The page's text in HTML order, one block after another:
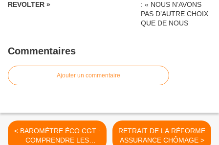
REVOLTER »
Commentaires
Ajouter un commentaire
< BAROMÈTRE ÉCO CGT :
COMPRENDRE LES
RETRAIT DE LA RÉFORME
ASSURANCE CHÔMAGE >